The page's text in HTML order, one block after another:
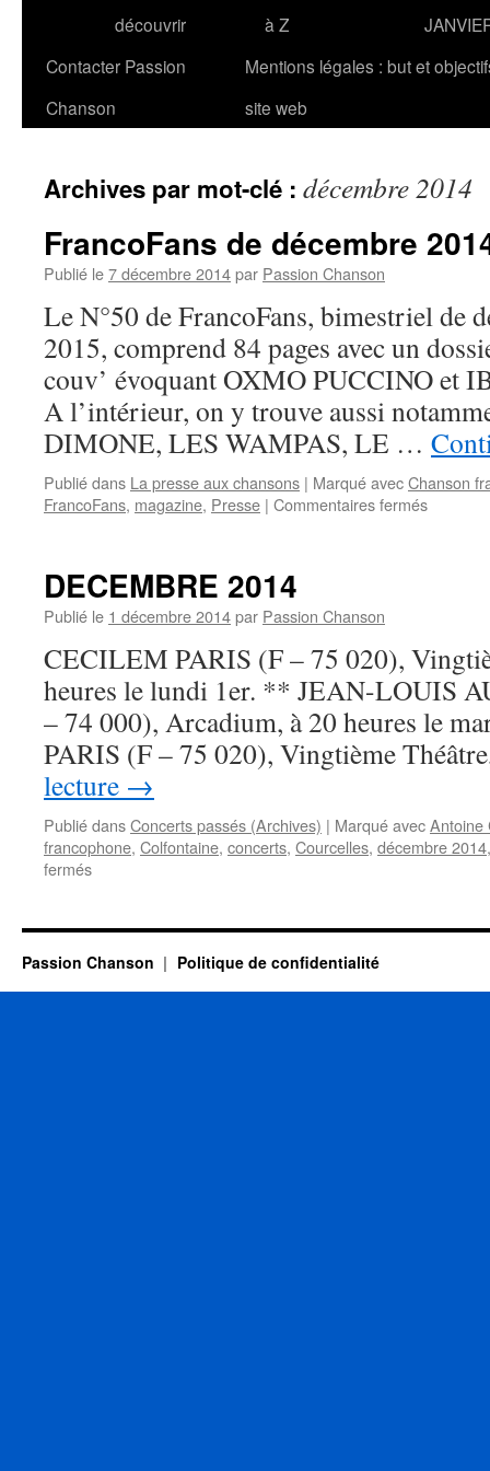
découvrir
à Z
Contacter Passion
Chanson
Mentions légales : but et
site web
Archives par mot-clé : décembre 2014
FrancoFans de décembre
Publié le7 décembre 2014par Passion Chanson
Le N°50 de FrancoFans, bimestriel de
2015, comprend 84 pages avec un
couv’ évoquant OXMO PUCCINO et
A l’intérieur, on y trouve aussi
DIMONE, LES WAMPAS, LE …
Publié dans La presse aux chansons | Marqué avecChanson
FrancoFans, magazine, Presse | Commentaires ferméssur
DECEMBRE 2014
Publié le 1 décembre 2014par Passion Chanson
CECILEM PARIS (F – 75 020),
heures le lundi 1er. ** JEAN-LOUIS
– 74 000), Arcadium, à 20 heures le
PARIS (F – 75 020), Vingtième
lecture →
Publié dansConcerts passés (Archives) | Marqué avecAntoine
francophone, Colfontaine, concerts, Courcelles, décembre 2014
ferméssur
Passion Chanson Politique de confidentialité